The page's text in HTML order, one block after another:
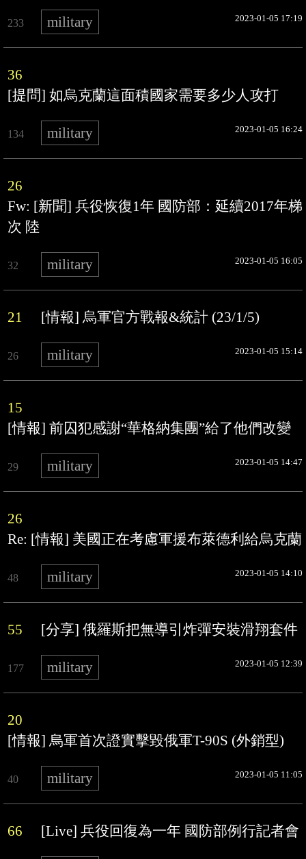
233 military 2023-01-05 17:19
36
[提問] 如烏克蘭這面積國家需要多少人攻打
134 military 2023-01-05 16:24
26
Fw: [新聞] 兵役恢復1年 國防部：延續2017年梯
次 陸
32 military 2023-01-05 16:05
21 [情報] 烏軍官方戰報&統計 (23/1/5)
26 military 2023-01-05 15:14
15
[情報] 前囚犯感謝“華格納集團”給了他們改變
29 military 2023-01-05 14:47
26
Re: [情報] 美國正在考慮軍援布萊德利給烏克蘭
48 military 2023-01-05 14:10
55 [分享] 俄羅斯把無導引炸彈安裝滑翔套件
177 military 2023-01-05 12:39
20
[情報] 烏軍首次證實擊毀俄軍T-90S (外銷型)
40 military 2023-01-05 11:05
66 [Live] 兵役回復為一年 國防部例行記者會